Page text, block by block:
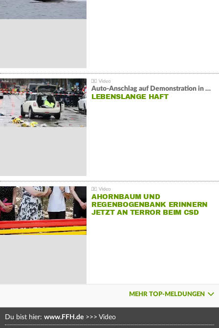
Auto-Anschlag auf Demonstration in München:
LEBENSLANGE HAFT
AHORNBAUM UND
REGENBOGENBANK ERINNERN
JETZT AN TERROR BEIM CSD
MEHR TOP-MELDUNGEN
Du bist hier: www.FFH.de >>> Video